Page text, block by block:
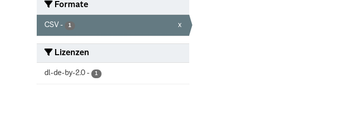
Formate
CSV - 1 x
Lizenzen
dl-de-by-2.0 - 1